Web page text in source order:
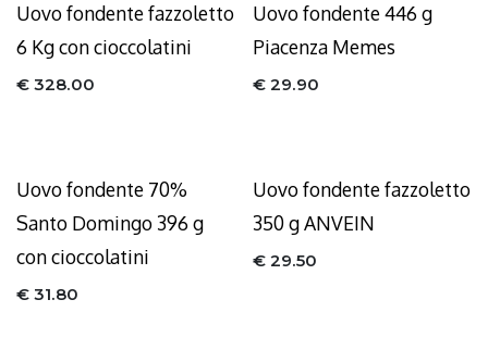
Uovo fondente fazzoletto
6 Kg con cioccolatini
€ 328.00
Uovo fondente 446 g
Piacenza Memes
€ 29.90
Uovo fondente 70%
Santo Domingo 396 g
con cioccolatini
€ 31.80
Uovo fondente fazzoletto
350 g ANVEIN
€ 29.50